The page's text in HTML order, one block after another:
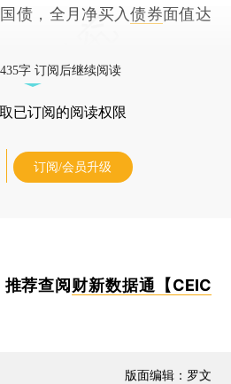
债，全月净买入债券面值达
字 订阅后继续阅读
已订阅的阅读权限
订阅/会员升级
荐查阅财新数据通【CEIC
版面编辑：罗文